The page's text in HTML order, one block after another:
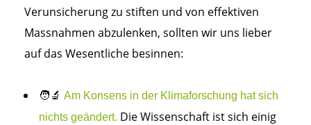
Verunsicherung zu stiften und von effektiven
Massnahmen abzulenken, sollten wir uns lieber
auf das Wesentliche besinnen:
🧑‍🔬 Am Konsens in der Klimaforschung hat sich
nichts geändert. Die Wissenschaft ist sich einig